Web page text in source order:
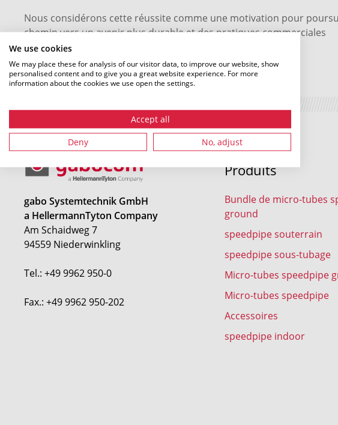
We use cookies
We may place these for analysis of our visitor data, to improve our website, show
personalised content and to give you a great website experience. For more
information about the cookies we use open the settings.
Accept all
Deny No, adjust
Nous considérons cette réussite comme une motivation pour
chemin vers un avenir plus durable et des pratiques commerciales
responsables.
gabo Systemtechnik GmbH
a HellermannTyton Company
Am Schaidweg 7
94559 Niederwinkling
Tel.: +49 9962 950-0
Fax.: +49 9962 950-202
Produits
Bundle de micro-tubes
ground
speedpipe souterrain
speedpipe sous-tubage
Micro-tubes speedpipe
Micro-tubes speedpipe
Accessoires
speedpipe indoor